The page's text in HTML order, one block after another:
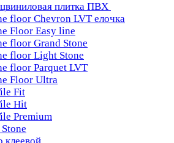
плитка ПВХ
floor Chevron LVT елочка
Floor Easy line
floor Grand Stone
floor Light Stone
floor Parquet LVT
Floor Ultra
Fit
Hit
Premium